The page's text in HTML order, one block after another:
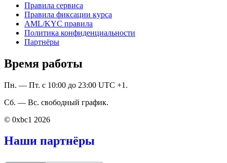
Правила сервиса
Правила фиксации курса
AML/KYC правила
Политика конфиденциальности
Партнёры
Время работы
Пн. — Пт. с 10:00 до 23:00 UTC +1.
Сб. — Вс. свободный график.
© 0xbc1 2026
Наши партнёры